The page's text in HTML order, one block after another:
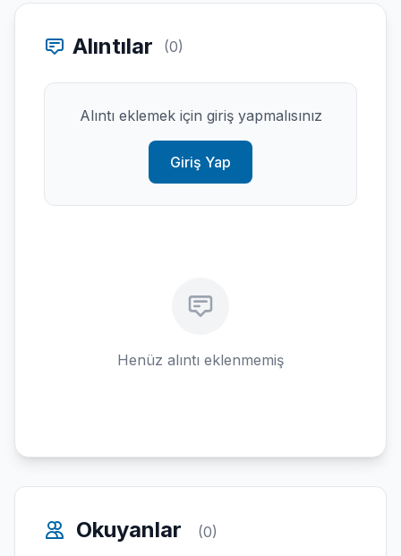
Alıntılar (0)
Alıntı eklemek için giriş yapmalısınız
Giriş Yap
Henüz alıntı eklenmemiş
Okuyanlar (0)